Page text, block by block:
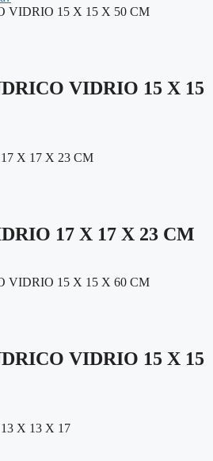
VIDRIO 15 X 15
17 X 17 X 23 CM
VIDRIO 15 X 15